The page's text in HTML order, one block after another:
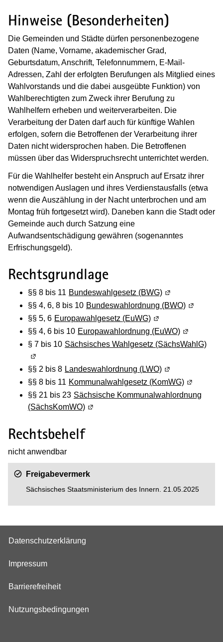
Hinweise (Besonderheiten)
Die Gemeinden und Städte dürfen personenbezogene
Daten (Name, Vorname, akademischer Grad,
Geburtsdatum, Anschrift, Telefonnummern, E-Mail-
Adressen, Zahl der erfolgten Berufungen als Mitglied eines
Wahlvorstands und die dabei ausgeübte Funktion) von
Wahlberechtigten zum Zweck ihrer Berufung zu
Wahlhelfern erheben und weiterverarbeiten. Die
Verarbeitung der Daten darf auch für künftige Wahlen
erfolgen, sofern die Betroffenen der Verarbeitung ihrer
Daten nicht widersprochen haben. Die Betroffenen
müssen über das Widerspruchsrecht unterrichtet werden.
Für die Wahlhelfer besteht ein Anspruch auf Ersatz ihrer
notwendigen Auslagen und ihres Verdienstausfalls (etwa
wenn die Auszählung in der Nacht unterbrochen und am
Montag früh fortgesetzt wird). Daneben kann die Stadt oder
Gemeinde auch durch Satzung eine
Aufwandsentschädigung gewähren (sogenanntes
Erfrischungsgeld).
Rechtsgrundlage
§§ 8 bis 11 Bundeswahlgesetz (BWG) (Wird in einem
§§ 4, 6, 8 bis 10 Bundeswahlordnung (BWO) (Wird in
§§ 5, 6 Europawahlgesetz (EuWG) (Wird in einem
§§ 4, 6 bis 10 Europawahlordnung (EuWO) (Wird in
§ 7 bis 10 Sächsisches Wahlgesetz (SächsWahlG)
§§ 2 bis 8 Landeswahlordnung (LWO) (Wird in einem
§§ 8 bis 11 Kommunalwahlgesetz (KomWG) (Wird in
§§ 21 bis 23 Sächsische Kommunalwahlordnung
(SächsKomWO) (Wird in einem neuen Fenster
Rechtsbehelf
­nicht anwendbar
Freigabevermerk
Sächsisches Staatsministerium des Innern. 21.05.2025
Datenschutzerklärung
Impressum
Barrierefreiheit
Nutzungsbedingungen